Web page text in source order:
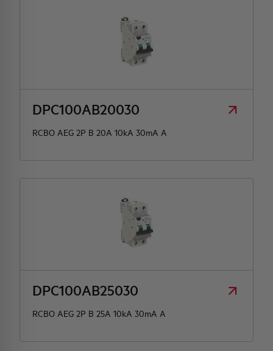
DPC100AB20030
RCBO AEG 2P B 20A 10kA 30mA A
DPC100AB25030
RCBO AEG 2P B 25A 10kA 30mA A